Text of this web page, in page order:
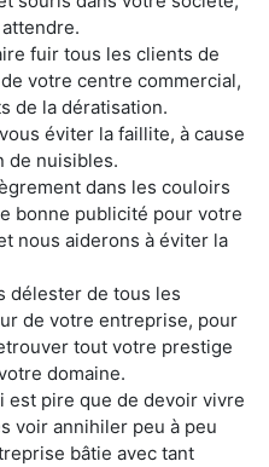
fuir tous les clients de
votre centre commercial,
de la dératisation.
éviter la faillite, à cause
de nuisibles.
dans les couloirs
bonne publicité pour votre
nous aiderons à éviter la
délester de tous les
de votre entreprise, pour
tout votre prestige
domaine.
est pire que de devoir vivre
voir annihiler peu à peu
bâtie avec tant